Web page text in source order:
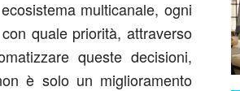
multicanale, ogni
quale priorità, attraverso
queste decisioni,
è solo un miglioramento